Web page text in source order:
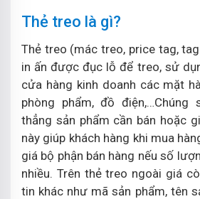
Thẻ treo là gì?
Thẻ treo (mác treo, price tag,
in ấn được đục lỗ để treo, sử
cửa hàng kinh doanh các mặt
phòng phẩm, đồ
thẳng sản phẩm cần bán hoặc
này giúp khách hàng khi mua
giá bộ phận bán hàng nếu số
nhiều. Trên thẻ treo ngoài giá
tin khác như mã sản phẩm, tên